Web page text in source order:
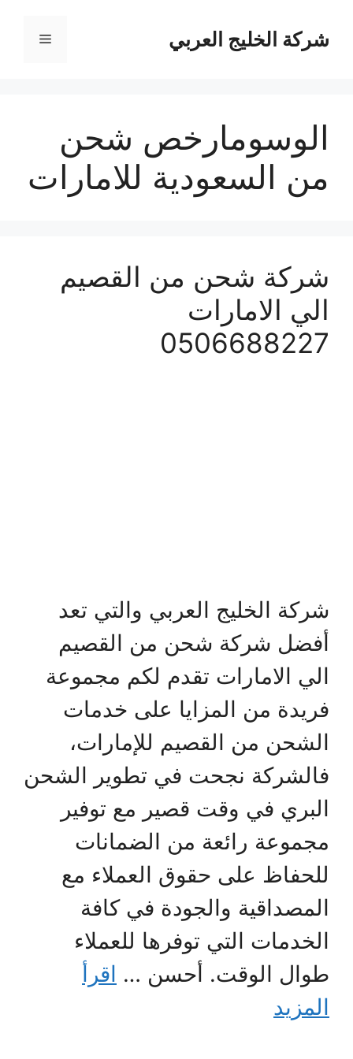
المحتوىشركة الخليج العربي القائمة
الوسومارخص شحن
من السعودية للامارات
شركة شحن من القصيم
الي الامارات
0506688227
شركة الخليج العربي والتي تعد
أفضل شركة شحن من القصيم
الي الامارات تقدم لكم مجموعة
فريدة من المزايا على خدمات
الشحن من القصيم للإمارات،
فالشركة نجحت في تطوير الشحن
البري في وقت قصير مع توفير
مجموعة رائعة من الضمانات
للحفاظ على حقوق العملاء مع
المصداقية والجودة في كافة
الخدمات التي توفرها للعملاء
طوال الوقت. أحسن … اقرأ
المزيد